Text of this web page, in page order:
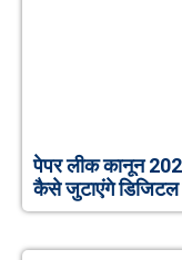
पेपर लीक कानून
कैसे जुटाएंगे